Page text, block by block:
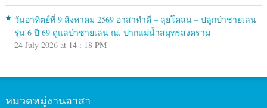
วันอาทิตย์ที่ 9 สิงหาคม 2569 อาสาทำดี – ลุยโคลน – ปลูกป่าชายเลน
รุ่น 6 ปี 69 ดูแลป่าชายเลน ณ. ปากแม่น้ำสมุทรสงคราม
24 July 2026 at 14 : 18 PM
หมวดหมู่งานอาสา